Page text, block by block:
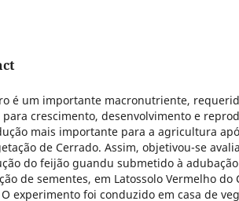
é um importante macronutriente,
para crescimento, desenvolvimento e
mais importante para a agricultura
de Cerrado. Assim, objetivou-se
do feijão guandu submetido à
de sementes, em Latossolo Vermelho
experimento foi conduzido em casa de